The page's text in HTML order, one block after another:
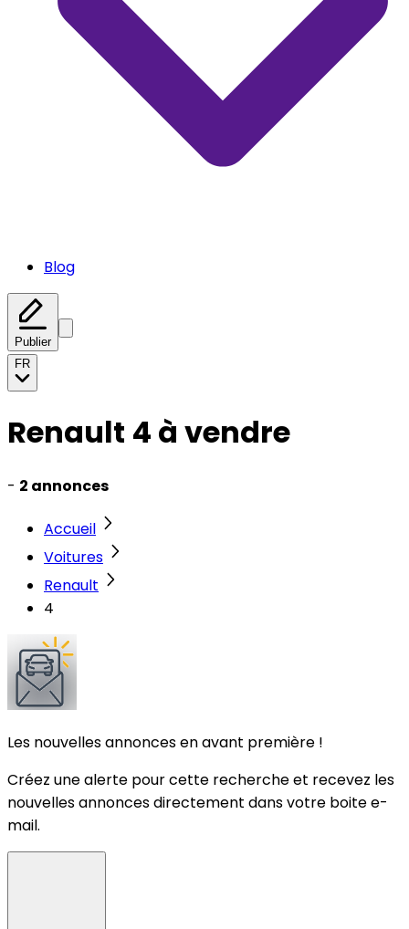
Blog
Publier
FR
Renault 4 à vendre
- 2 annonces
Accueil
Voitures
Renault
4
Les nouvelles annonces en avant première !
Créez une alerte pour cette recherche et recevez les
nouvelles annonces directement dans votre boite e-
mail.